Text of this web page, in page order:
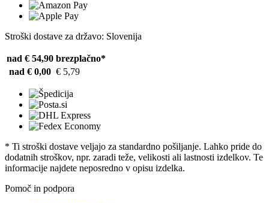
Stroški dostave za državo: Slovenija
nad € 54,90 brezplačno*
nad € 0,00 € 5,79
* Ti stroški dostave veljajo za standardno pošiljanje. Lahko pride do
dodatnih stroškov, npr. zaradi teže, velikosti ali lastnosti izdelkov. Te
informacije najdete neposredno v opisu izdelka.
Pomoč in podpora